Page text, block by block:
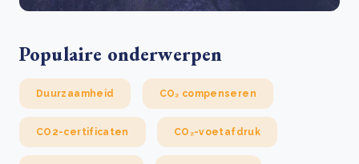
Populaire onderwerpen
Duurzaamheid CO₂ compenseren
CO2-certificaten CO₂-voetafdruk